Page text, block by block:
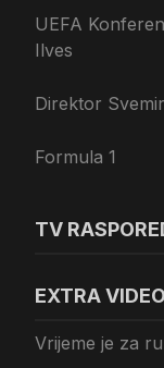
UEFA
Ilves
Direktor
Formula 1
TV
EXTRA VIDEO
Vrijeme je za